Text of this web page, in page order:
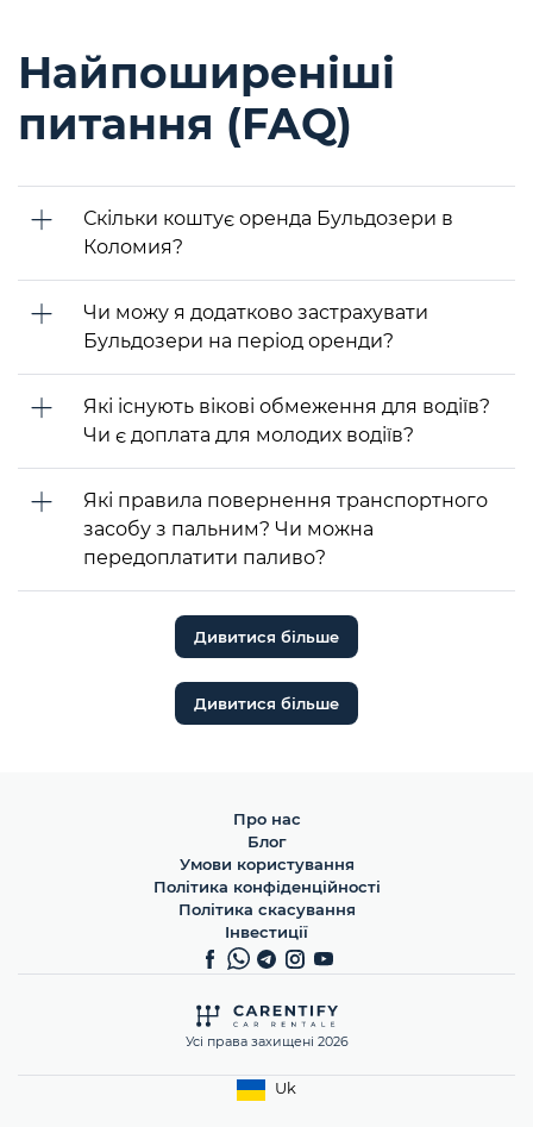
Найпоширеніші
питання (FAQ)
Скільки коштує оренда Бульдозери в
Коломия?
Чи можу я додатково застрахувати
Бульдозери на період оренди?
Які існують вікові обмеження для водіїв?
Чи є доплата для молодих водіїв?
Які правила повернення транспортного
засобу з пальним? Чи можна
передоплатити паливо?
Дивитися більше
Дивитися більше
Усі права захищені 2026
Про нас
Блог
Умови користування
Політика конфіденційності
Політика скасування
Інвестиції
Uk